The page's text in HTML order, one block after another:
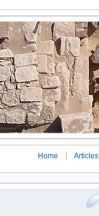
Home Articles